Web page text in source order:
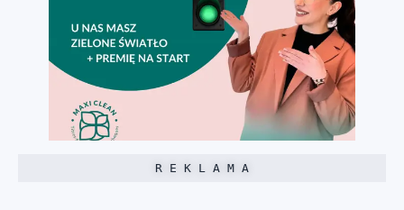
R E K L A M A